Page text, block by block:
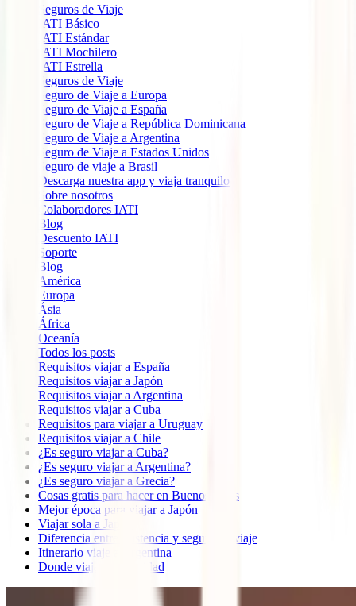
Seguros de Viaje
IATI Básico
IATI Estándar
IATI Mochilero
IATI Estrella
Seguros de Viaje
Seguro de Viaje a Europa
Seguro de Viaje a España
Seguro de Viaje a República Dominicana
Seguro de Viaje a Argentina
Seguro de Viaje a Estados Unidos
Seguro de viaje a Brasil
Descarga nuestra app y viaja tranquilo
Sobre nosotros
Colaboradores IATI
Blog
Descuento IATI
Soporte
Blog
América
Europa
Ásia
África
Oceanía
Todos los posts
Requisitos viajar a España
Requisitos viajar a Japón
Requisitos viajar a Argentina
Requisitos viajar a Cuba
Requisitos para viajar a Uruguay
Requisitos viajar a Chile
¿Es seguro viajar a Cuba?
¿Es seguro viajar a Argentina?
¿Es seguro viajar a Grecia?
Cosas gratis para hacer en Buenos Aires
Mejor época para viajar a Japón
Viajar sola a Japón
Diferencia entre asistencia y seguro de viaje
Itinerario viaje a Argentina
Donde viajar en Navidad